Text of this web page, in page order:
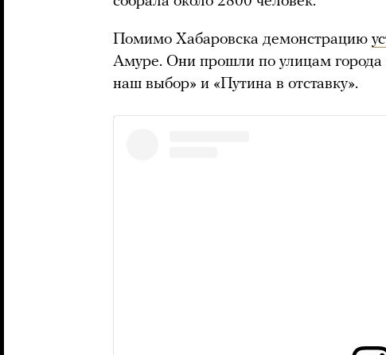
Помимо Хабаровска демонстрацию
Амуре. Они прошли по улицам
наш выбор» и «Путина в отставку».